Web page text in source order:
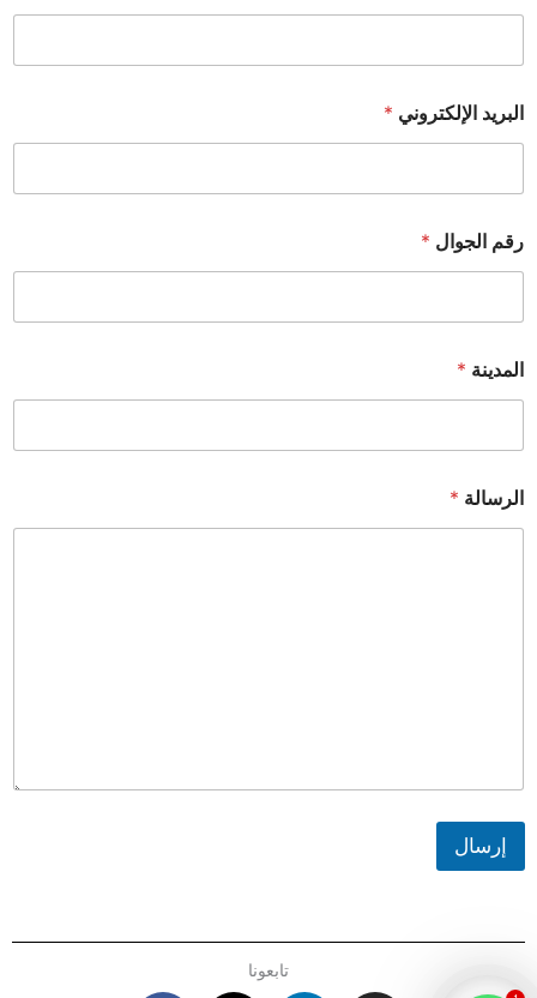
البريد الإلكتروني *
رقم الجوال *
المدينة *
الرسالة *
إرسال
تابعونا